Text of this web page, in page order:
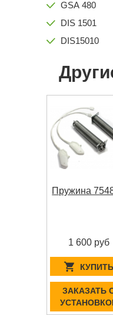
GSA 480
DIS 1501
DIS15010
Пружина
1 600 руб
КУПИТЬ
ЗАКАЗАТЬ